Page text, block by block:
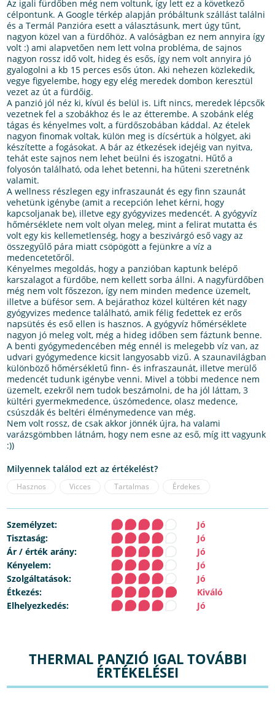
Az igali fürdőben még nem voltunk, így lett ez a következő
célpontunk. A Google térkép alapján próbáltunk szállást találni
és a Termál Panzióra esett a választásunk, mert úgy tűnt,
nagyon közel van a fürdőhöz. A valóságban ez nem annyira így
volt :) ami alapvetően nem lett volna probléma, de sajnos
nagyon rossz idő volt, hideg és esős, így nem volt annyira jó
gyalogolni a kb 15 perces esős úton. Aki nehezen közlekedik,
vegye figyelembe, hogy egy elég meredek dombon keresztül
vezet az út a fürdőig.
A panzió jól néz ki, kívül és belül is. Lift nincs, meredek lépcsők
vezetnek fel a szobákhoz és le az étterembe. A szobánk elég
tágas és kényelmes volt, a fürdőszobában káddal. Az ételek
nagyon finomak voltak, külön meg is dícsértük a hölgyet, aki
készítette a fogásokat. A bár az étkezések idejéig van nyitva,
tehát este sajnos nem lehet beülni és iszogatni. Hűtő a
folyosón található, oda lehet betenni, ha hűteni szeretnénk
valamit.
A wellness részlegen egy infraszaunát és egy finn szaunát
vehetünk igénybe (amit a recepción lehet kérni, hogy
kapcsoljanak be), illetve egy gyógyvizes medencét. A gyógyvíz
hőmérséklete nem volt olyan meleg, mint a felirat mutatta és
volt egy kis kellemetlenség, hogy a beszivárgó eső vagy az
összegyűlő pára miatt csöpögött a fejünkre a víz a
medencetetőről.
Kényelmes megoldás, hogy a panzióban kaptunk belépő
karszalagot a fürdőbe, nem kellett sorba állni. A nagyfürdőben
még nem volt főszezon, így nem minden medence üzemelt,
illetve a büfésor sem. A bejárathoz közel kültéren két nagy
gyógyvizes medence található, amik félig fedettek ez erős
napsütés és eső ellen is hasznos. A gyógyvíz hőmérséklete
nagyon jó meleg volt, még a hideg időben sem fáztunk benne.
A benti gyógymedencében még ennél is melegebb víz van, az
udvari gyógymedence kicsit langyosabb vizű. A szaunavilágban
különböző hőmérsékletű finn- és infraszaunát, illetve merülő
medencét tudunk igénybe venni. Mivel a többi medence nem
üzemelt, ezekről nem tudok beszámolni, de ha jól láttam, 3
kültéri gyermekmedence, úszómedence, olasz medence,
csúszdák és beltéri élménymedence van még.
Nem volt rossz, de csak akkor jönnék újra, ha valami
varázsgömbben látnám, hogy nem esne az eső, míg itt vagyunk
:))
Milyennek találod ezt az értékelést?
Hasznos Vicces Tartalmas Érdekes
Személyzet:
Jó
Tisztaság:
Jó
Ár / érték arány:
Jó
Kényelem:
Jó
Szolgáltatások:
Jó
Étkezés:
Kiváló
Elhelyezkedés:
Jó
THERMAL PANZIÓ IGAL TOVÁBBI
ÉRTÉKELÉSEI